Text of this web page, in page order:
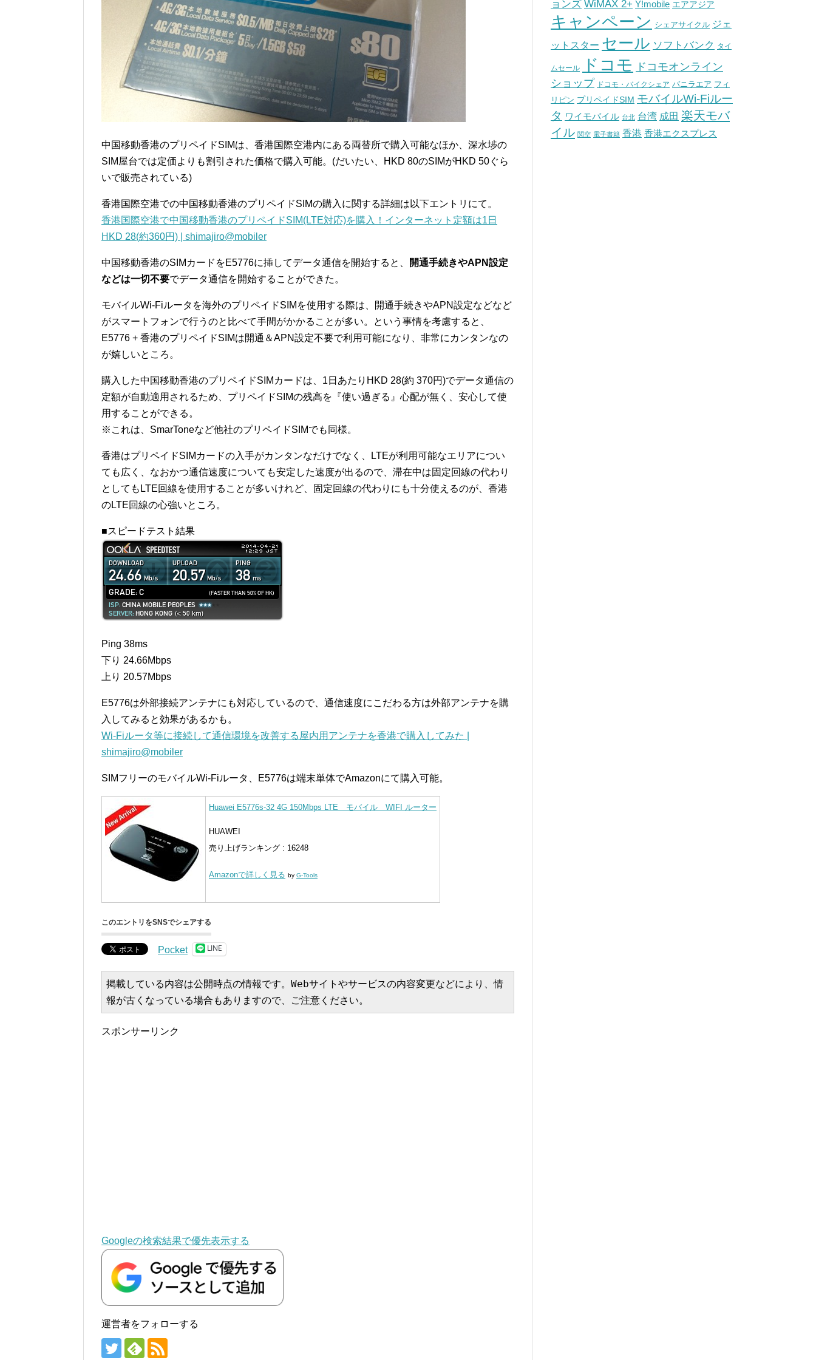
中国移動香港のプリペイドSIMは、香港国際空港内にある両替所で購入可能なほか、深水埗の
SIM屋台では定価よりも割引された価格で購入可能。(だいたい、HKD 80のSIMがHKD 50ぐら
いで販売されている)
香港国際空港での中国移動香港のプリペイドSIMの購入に関する詳細は以下エントリにて。
香港国際空港で中国移動香港のプリペイドSIM(LTE対応)を購入！インターネット定額は1日
HKD 28(約360円) | shimajiro@mobiler
中国移動香港のSIMカードをE5776に挿してデータ通信を開始すると、
開通手続きやAPN設定
などは一切不要でデータ通信を開始することができた。
モバイルWi-Fiルータを海外のプリペイドSIMを使用する際は、開通手続きやAPN設定などなど
がスマートフォンで行うのと比べて手間がかかることが多い。という事情を考慮すると、
E5776 + 香港のプリペイドSIMは開通＆APN設定不要で利用可能になり、非常にカンタンなの
が嬉しいところ。
購入した中国移動香港のプリペイドSIMカードは、1日あたりHKD 28(約 370円)でデータ通信の
定額が自動適用されるため、プリペイドSIMの残高を『使い過ぎる』心配が無く、安心して使
用することができる。
※これは、SmarToneなど他社のプリペイドSIMでも同様。
香港はプリペイドSIMカードの入手がカンタンなだけでなく、LTEが利用可能なエリアについ
ても広く、なおかつ通信速度についても安定した速度が出るので、滞在中は固定回線の代わり
としてもLTE回線を使用することが多いけれど、固定回線の代わりにも十分使えるのが、香港
のLTE回線の心強いところ。
■スピードテスト結果
Ping 38ms
下り 24.66Mbps
上り 20.57Mbps
E5776は外部接続アンテナにも対応しているので、通信速度にこだわる方は外部アンテナを購
入してみると効果があるかも。
Wi-Fiルータ等に接続して通信環境を改善する屋内用アンテナを香港で購入してみた |
shimajiro@mobiler
SIMフリーのモバイルWi-Fiルータ、E5776は端末単体でAmazonにて購入可能。
Huawei E5776s-32 4G 150Mbps LTE モバイル WIFI ルーター
HUAWEI
売り上げランキング : 16248
Amazonで詳しく見る by G-Tools
このエントリをSNSでシェアする
Pocket LINE
掲載している内容は公開時点の情報です。Webサイトやサービスの内容変更などにより、情
報が古くなっている場合もありますので、ご注意ください。
スポンサーリンク
Googleの検索結果で優先表示する
運営者をフォローする
ョンズ WiMAX 2+ Y!mobile エアアジア
キャンペーン シェアサイクル ジェ
ットスター セール ソフトバンク タイ
ムセール ドコモ
ドコモオンライン
ショップ ドコモ・バイクシェア バニラエア フィ
リピン プリペイドSIM モバイルWi-Fiルー
タ ワイモバイル 台北 台湾 成田 楽天モバ
イル 関空 電子書籍 香港 香港エクスプレス